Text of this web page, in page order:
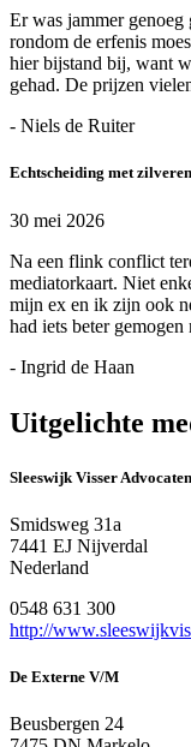
Er was jammer genoeg
rondom de erfenis
hier bijstand bij, want
gehad. De prijzen
- Niels de Ruiter
Echtscheiding met
30 mei 2026
Na een flink conflict
mediatorkaart. Niet
mijn ex en ik zijn ook
had iets beter
- Ingrid de Haan
Uitgelichte
Sleeswijk Visser Advocaten
Smidsweg 31a
7441 EJ Nijverdal
Nederland
0548 631 300
http://
De Externe V/M
Beusbergen 24